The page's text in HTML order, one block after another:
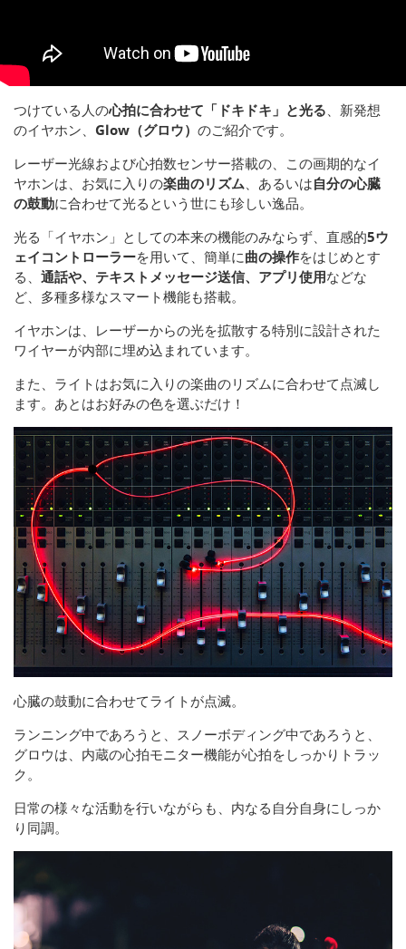
つけている人の心拍に合わせて「ドキドキ」と光る、新発想
のイヤホン、 Glow（グロウ） のご紹介です。
レーザー光線および心拍数センサー搭載の、この画期的なイ
ヤホンは、お気に入りの楽曲のリズム、あるいは自分の心臓
の鼓動に合わせて光るという世にも珍しい逸品。
光る「イヤホン」としての本来の機能のみならず、直感的5ウ
ェイコントローラーを用いて、簡単に曲の操作をはじめとす
る、 通話や、テキストメッセージ送信、アプリ使用などな
ど、多種多様なスマート機能も搭載。
イヤホンは、レーザーからの光を拡散する特別に設計された
ワイヤーが内部に埋め込まれています。
また、ライトはお気に入りの楽曲のリズムに合わせて点滅し
ます。あとはお好みの色を選ぶだけ！
心臓の鼓動に合わせてライトが点滅。
ランニング中であろうと、スノーボディング中であろうと、
グロウは、内蔵の心拍モニター機能が心拍をしっかりトラッ
ク。
日常の様々な活動を行いながらも、内なる自分自身にしっか
り同調。